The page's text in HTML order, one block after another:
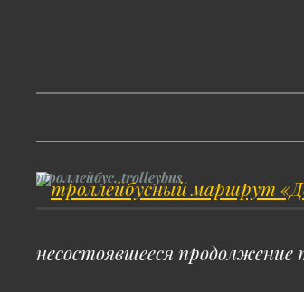
троллейбус, trolleybus
несостоявшееся